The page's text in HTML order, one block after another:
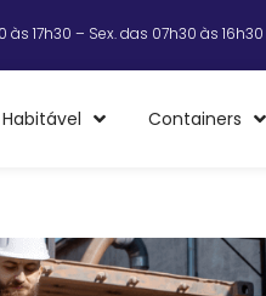
às 17h30 – Sex. das 07h30 às 16h30
Containers